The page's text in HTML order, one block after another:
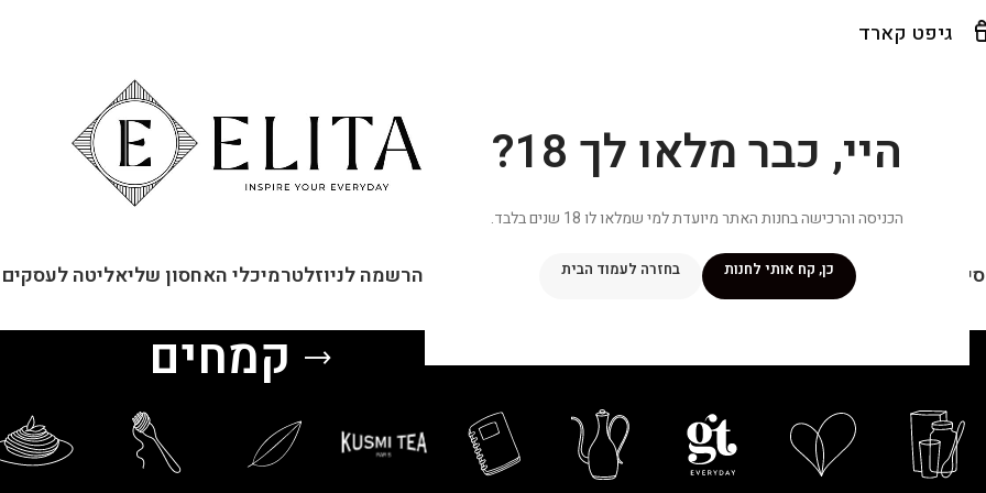
היי, כבר מלאו לך 18?
הכניסה והרכישה בחנות האתר מיועדת למי שמלאו לו 18 שנים בלבד.
כן, קח אותי לחנות בחזרה לעמוד הבית
גיפט קארד
שלי מתכוניםמנוי ״אליטה פלוס״חנותפרסומים במדיה הרשמה לניוזלטרמיכלי האחסון שליאליטה לעסקים
קמחים